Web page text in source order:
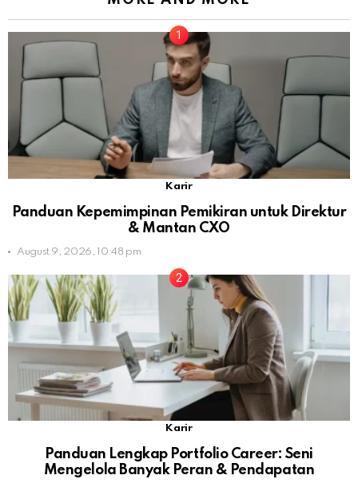
Karir
Panduan Kepemimpinan Pemikiran untuk Direktur
& Mantan CXO
August 9, 2026, 10:48 pm
Karir
Panduan Lengkap Portfolio Career: Seni
Mengelola Banyak Peran & Pendapatan